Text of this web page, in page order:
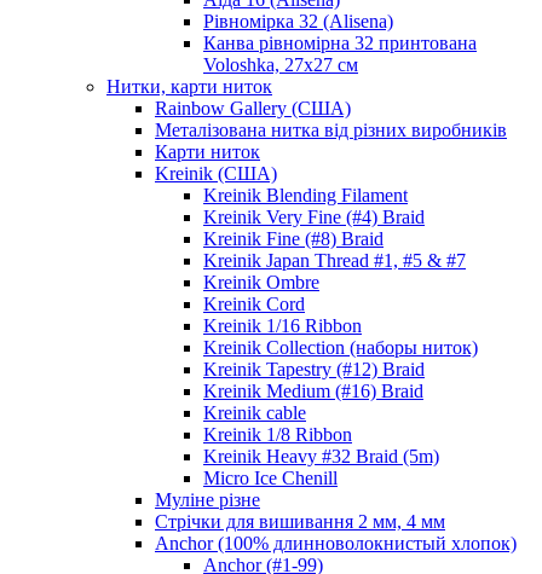
Рівномірка 32 (Alisena)
Канва рівномірна 32 принтована
Voloshka, 27х27 см
Нитки, карти ниток
Rainbow Gallery (США)
Металізована нитка від різних виробників
Карти ниток
Kreinik (США)
Kreinik Blending Filament
Kreinik Very Fine (#4) Braid
Kreinik Fine (#8) Braid
Kreinik Japan Thread #1, #5 & #7
Kreinik Ombre
Kreinik Cord
Kreinik 1/16 Ribbon
Kreinik Collection (наборы ниток)
Kreinik Tapestry (#12) Braid
Kreinik Medium (#16) Braid
Kreinik cable
Kreinik 1/8 Ribbon
Kreinik Heavy #32 Braid (5m)
Micro Ice Chenill
Муліне різне
Стрічки для вишивання 2 мм, 4 мм
Anchor (100% длинноволокнистый хлопок)
Anchor (#1-99)